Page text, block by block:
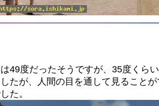
49度だったそうですが、35度く
たが、人間の目を通して見ること
た。